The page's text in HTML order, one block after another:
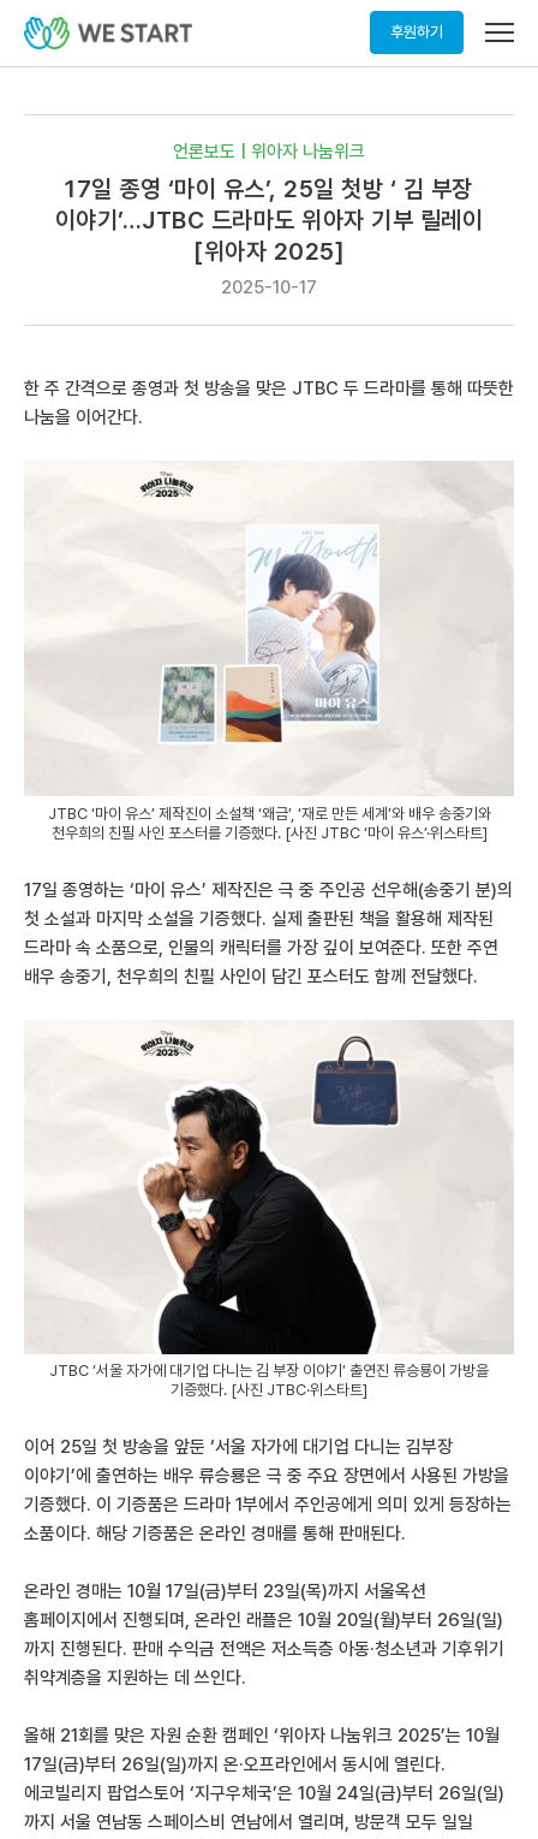
후원하기
메
열
언론보도 | 위아자 나눔위크
17일 종영 ‘마이 유스’, 25일 첫방 ‘ 김 부장
이야기’…JTBC 드라마도 위아자 기부 릴레이
[위아자 2025]
2025-10-17
한 주 간격으로 종영과 첫 방송을 맞은 JTBC 두 드라마를 통해 따뜻한
나눔을 이어간다.
JTBC ‘마이 유스’ 제작진이 소설책 ‘왜금’, ‘재로 만든 세계’와 배우 송중기와
천우희의 친필 사인 포스터를 기증했다. [사진 JTBC ‘마이 유스’·위스타트]
17일 종영하는 ‘마이 유스’ 제작진은 극 중 주인공 선우해(송중기 분)의
첫 소설과 마지막 소설을 기증했다. 실제 출판된 책을 활용해 제작된
드라마 속 소품으로, 인물의 캐릭터를 가장 깊이 보여준다. 또한 주연
배우 송중기, 천우희의 친필 사인이 담긴 포스터도 함께 전달했다.
JTBC ‘서울 자가에 대기업 다니는 김 부장 이야기’ 출연진 류승룡이 가방을
기증했다. [사진 JTBC·위스타트]
이어 25일 첫 방송을 앞둔 ‘서울 자가에 대기업 다니는 김부장
이야기’에 출연하는 배우 류승룡은 극 중 주요 장면에서 사용된 가방을
기증했다. 이 기증품은 드라마 1부에서 주인공에게 의미 있게 등장하는
소품이다. 해당 기증품은 온라인 경매를 통해 판매된다.
온라인 경매는 10월 17일(금)부터 23일(목)까지 서울옥션
홈페이지에서 진행되며, 온라인 래플은 10월 20일(월)부터 26일(일)
까지 진행된다. 판매 수익금 전액은 저소득층 아동·청소년과 기후위기
취약계층을 지원하는 데 쓰인다.
올해 21회를 맞은 자원 순환 캠페인 ‘위아자 나눔위크 2025’는 10월
17일(금)부터 26일(일)까지 온·오프라인에서 동시에 열린다.
에코빌리지 팝업스토어 ‘지구우체국’은 10월 24일(금)부터 26일(일)
까지 서울 연남동 스페이스비 연남에서 열리며, 방문객 모두 일일